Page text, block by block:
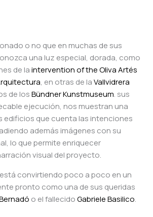
o no que en muchas de sus
una luz especial, dorada, como
de laintervention of the Oliva Artés
, en otras de laVallvidrera
de losBündner Kunstmuseum. sus
ejecución, nos muestran una
edificios que cuenta las intenciones
además imágenes con su
lo que permite enriquecer
visual del proyecto.
convirtiendo poco a poco en un
pronto como una de sus queridas
o el fallecidoGabriele Basilico.